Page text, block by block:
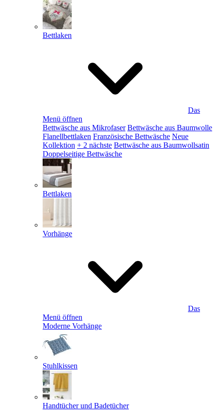
Bettlaken
Das
Menü öffnen
Bettwäsche aus Mikrofaser Bettwäsche aus Baumwolle
Flanellbettlaken Französische Bettwäsche Neue
Kollektion + 2 nächste Bettwäsche aus Baumwollsatin
Doppelseitige Bettwäsche
Bettlaken
Vorhänge
Das
Menü öffnen
Moderne Vorhänge
Stuhlkissen
Handtücher und Badetücher